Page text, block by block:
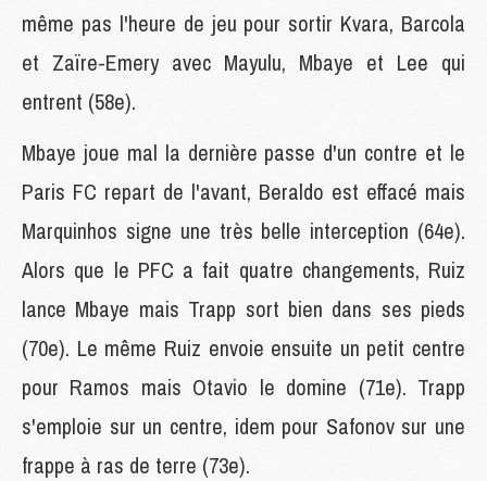
même pas l'heure de jeu pour sortir Kvara, Barcola
et Zaïre-Emery avec Mayulu, Mbaye et Lee qui
entrent (58e).
Mbaye joue mal la dernière passe d'un contre et le
Paris FC repart de l'avant, Beraldo est effacé mais
Marquinhos signe une très belle interception (64e).
Alors que le PFC a fait quatre changements, Ruiz
lance Mbaye mais Trapp sort bien dans ses pieds
(70e). Le même Ruiz envoie ensuite un petit centre
pour Ramos mais Otavio le domine (71e). Trapp
s'emploie sur un centre, idem pour Safonov sur une
frappe à ras de terre (73e).